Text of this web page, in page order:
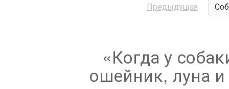
Предыдущая
«Когда у
ошейник, луна